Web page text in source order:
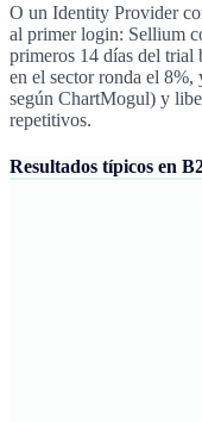
O un Identity Provider
al primer login: Sellium
primeros 14 días del trial
en el sector ronda el 8%,
según ChartMogul) y
repetitivos.
Resultados típicos en